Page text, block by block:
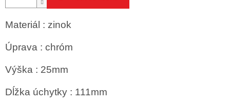
Materiál : zinok
Úprava : chróm
Výška : 25mm
Dĺžka úchytky : 111mm